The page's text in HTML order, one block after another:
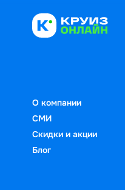
О компании
СМИ
Скидки и акции
Блог